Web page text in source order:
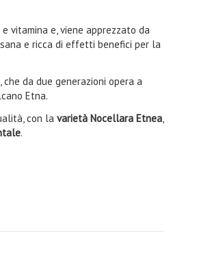
vitamina e, viene apprezzato da
e ricca di effetti benefici per la
, che da due generazioni opera a
Etna.
con la varietà Nocellara Etnea,
.